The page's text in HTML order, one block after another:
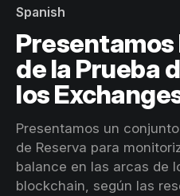
Spanish
de la Prueba
los
Presentamos un
de Reserva para
balance en las arcas de
blockchain, según las